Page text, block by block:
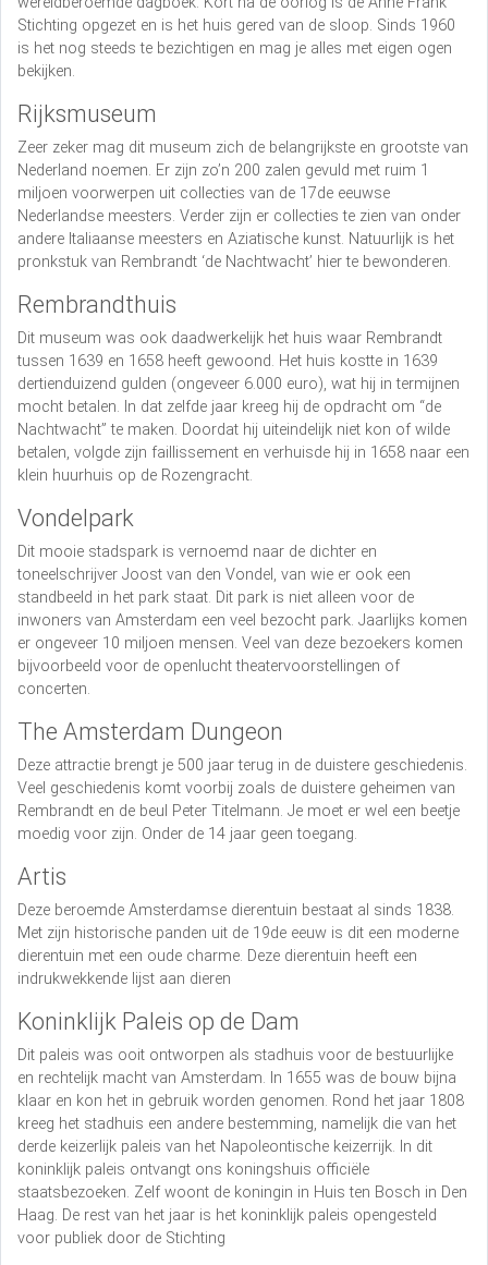
Stichting opgezet en is het huis gered van de sloop. Sinds 1960
is het nog steeds te bezichtigen en mag je alles met eigen ogen
bekijken.
Rijksmuseum
Zeer zeker mag dit museum zich de belangrijkste en grootste van
Nederland noemen. Er zijn zo’n 200 zalen gevuld met ruim 1
miljoen voorwerpen uit collecties van de 17de eeuwse
Nederlandse meesters. Verder zijn er collecties te zien van onder
andere Italiaanse meesters en Aziatische kunst. Natuurlijk is het
pronkstuk van Rembrandt ‘de Nachtwacht’ hier te bewonderen.
Rembrandthuis
Dit museum was ook daadwerkelijk het huis waar Rembrandt
tussen 1639 en 1658 heeft gewoond. Het huis kostte in 1639
dertienduizend gulden (ongeveer 6.000 euro), wat hij in termijnen
mocht betalen. In dat zelfde jaar kreeg hij de opdracht om “de
Nachtwacht” te maken. Doordat hij uiteindelijk niet kon of wilde
betalen, volgde zijn faillissement en verhuisde hij in 1658 naar een
klein huurhuis op de Rozengracht.
Vondelpark
Dit mooie stadspark is vernoemd naar de dichter en
toneelschrijver Joost van den Vondel, van wie er ook een
standbeeld in het park staat. Dit park is niet alleen voor de
inwoners van Amsterdam een veel bezocht park. Jaarlijks komen
er ongeveer 10 miljoen mensen. Veel van deze bezoekers komen
bijvoorbeeld voor de openlucht theatervoorstellingen of
concerten.
The Amsterdam Dungeon
Deze attractie brengt je 500 jaar terug in de duistere geschiedenis.
Veel geschiedenis komt voorbij zoals de duistere geheimen van
Rembrandt en de beul Peter Titelmann. Je moet er wel een beetje
moedig voor zijn. Onder de 14 jaar geen toegang.
Artis
Deze beroemde Amsterdamse dierentuin bestaat al sinds 1838.
Met zijn historische panden uit de 19de eeuw is dit een moderne
dierentuin met een oude charme. Deze dierentuin heeft een
indrukwekkende lijst aan dieren
Koninklijk Paleis op de Dam
Dit paleis was ooit ontworpen als stadhuis voor de bestuurlijke
en rechtelijk macht van Amsterdam. In 1655 was de bouw bijna
klaar en kon het in gebruik worden genomen. Rond het jaar 1808
kreeg het stadhuis een andere bestemming, namelijk die van het
derde keizerlijk paleis van het Napoleontische keizerrijk. In dit
koninklijk paleis ontvangt ons koningshuis officiële
staatsbezoeken. Zelf woont de koningin in Huis ten Bosch in Den
Haag. De rest van het jaar is het koninklijk paleis opengesteld
voor publiek door de Stichting